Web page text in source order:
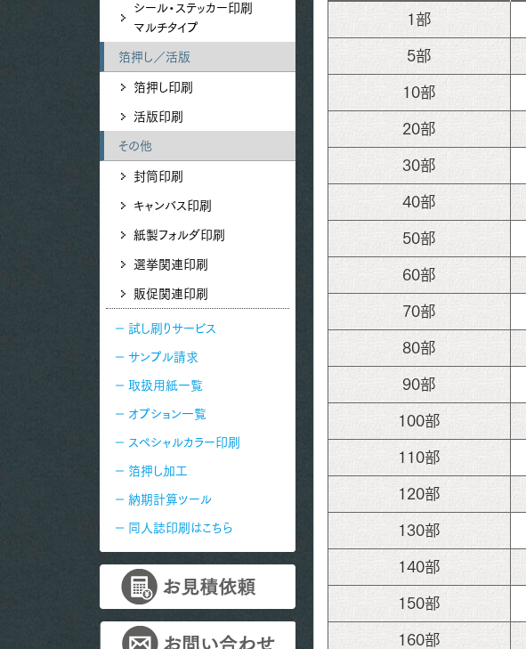
シール・ステッカー印刷
マルチタイプ
箔押し／活版
箔押し印刷
活版印刷
その他
封筒印刷
キャンバス印刷
紙製フォルダ印刷
選挙関連印刷
販促関連印刷
試し刷りサービス
サンプル請求
取扱用紙一覧
オプション一覧
スペシャルカラー印刷
箔押し加工
納期計算ツール
同人誌印刷はこちら
1部
5部
10部
20部
30部
40部
50部
60部
70部
80部
90部
100部
110部
120部
130部
140部
150部
160部